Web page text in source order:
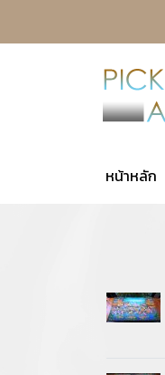
หน้าหลัก